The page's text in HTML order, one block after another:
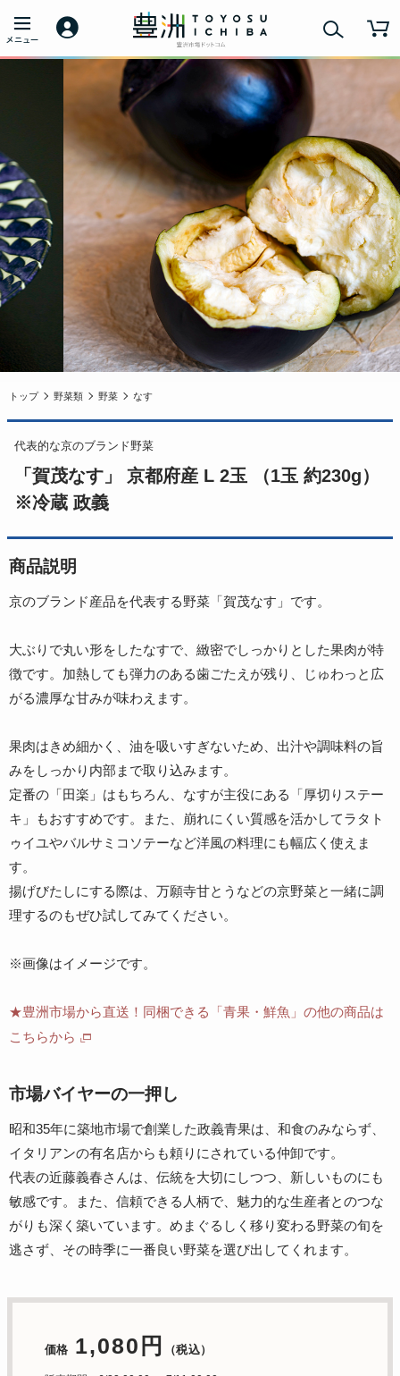
トップ 野菜類 野菜 なす
代表的な京のブランド野菜
「賀茂なす」 京都府産 L 2玉 （1玉 約230g）
※冷蔵 政義
商品説明
京のブランド産品を代表する野菜「賀茂なす」です。
大ぶりで丸い形をしたなすで、緻密でしっかりとした果肉が特
徴です。加熱しても弾力のある歯ごたえが残り、じゅわっと広
がる濃厚な甘みが味わえます。
果肉はきめ細かく、油を吸いすぎないため、出汁や調味料の旨
みをしっかり内部まで取り込みます。
定番の「田楽」はもちろん、なすが主役にある「厚切りステー
キ」もおすすめです。また、崩れにくい質感を活かしてラタト
ゥイユやバルサミコソテーなど洋風の料理にも幅広く使えま
す。
揚げびたしにする際は、万願寺甘とうなどの京野菜と一緒に調
理するのもぜひ試してみてください。
※画像はイメージです。
★豊洲市場から直送！同梱できる「青果・鮮魚」の他の商品は
こちらから
市場バイヤーの一押し
昭和35年に築地市場で創業した政義青果は、和食のみならず、
イタリアンの有名店からも頼りにされている仲卸です。
代表の近藤義春さんは、伝統を大切にしつつ、新しいものにも
敏感です。また、信頼できる人柄で、魅力的な生産者とのつな
がりも深く築いています。めまぐるしく移り変わる野菜の旬を
逃さず、その時季に一番良い野菜を選び出してくれます。
価格 1,080円 （税込）